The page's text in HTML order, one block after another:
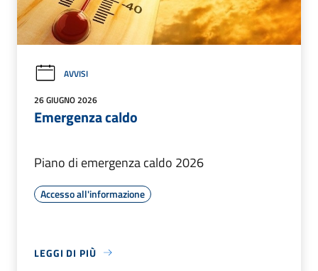
AVVISI
26 GIUGNO 2026
Emergenza caldo
Piano di emergenza caldo 2026
Accesso all'informazione
LEGGI DI PIÙ